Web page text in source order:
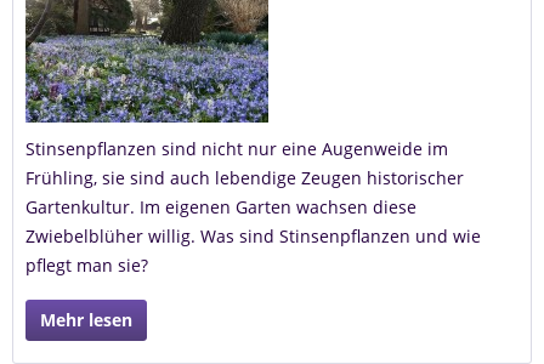
Stinsenpflanzen sind nicht nur eine Augenweide im
Frühling, sie sind auch lebendige Zeugen historischer
Gartenkultur. Im eigenen Garten wachsen diese
Zwiebelblüher willig. Was sind Stinsenpflanzen und wie
pflegt man sie?
Mehr lesen